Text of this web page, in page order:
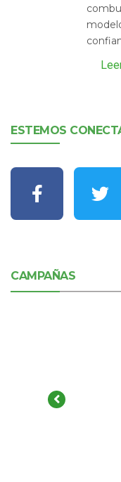
ESTEMOS
CAMPAÑAS